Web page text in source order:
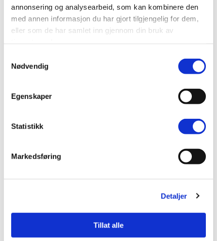
annonsering og analysearbeid, som kan kombinere den
med annen informasjon du har gjort tilgjengelig for dem,
eller som de har samlet inn gjennom din bruk av
Nødvendig
Egenskaper
Statistikk
Markedsføring
Detaljer
Tillat alle
Krever lamellgardiner noe spesielt vedlikehold?
Levering og returnering
Oppmålingsveiledning